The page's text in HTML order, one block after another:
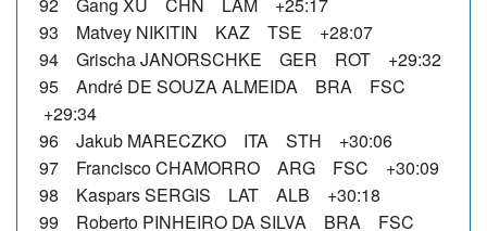
93 Matvey NIKITIN KAZ TSE +28:07
94 Grischa JANORSCHKE GER ROT +29:32
95 André DE SOUZA ALMEIDA BRA FSC
+29:34
96 Jakub MARECZKO ITA STH +30:06
97 Francisco CHAMORRO ARG FSC +30:09
98 Kaspars SERGIS LAT ALB +30:18
99 Roberto PINHEIRO DA SILVA BRA FSC